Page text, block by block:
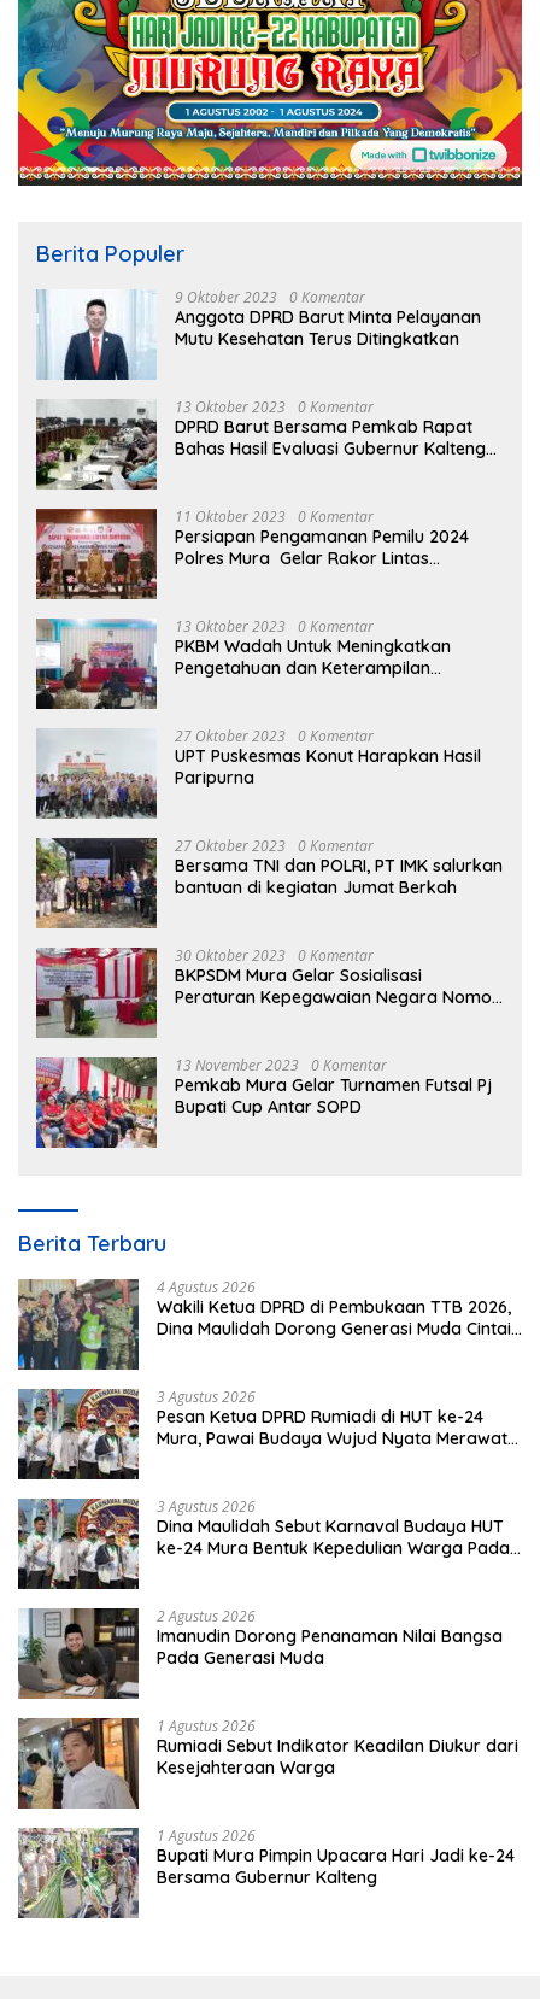
Berita Populer
9 Oktober 2023 0 Komentar
Anggota DPRD Barut Minta Pelayanan
Mutu Kesehatan Terus Ditingkatkan
13 Oktober 2023 0 Komentar
DPRD Barut Bersama Pemkab Rapat
Bahas Hasil Evaluasi Gubernur Kalteng
11 Oktober 2023 0 Komentar
Persiapan Pengamanan Pemilu 2024
Polres Mura Gelar Rakor Lintas
13 Oktober 2023 0 Komentar
PKBM Wadah Untuk Meningkatkan
Pengetahuan dan Keterampilan
27 Oktober 2023 0 Komentar
UPT Puskesmas Konut Harapkan Hasil
Paripurna
27 Oktober 2023 0 Komentar
Bersama TNI dan POLRI, PT IMK salurkan
bantuan di kegiatan Jumat Berkah
30 Oktober 2023 0 Komentar
BKPSDM Mura Gelar Sosialisasi
Peraturan Kepegawaian Negara Nomor
13 November 2023 0 Komentar
Pemkab Mura Gelar Turnamen Futsal Pj
Bupati Cup Antar SOPD
Berita Terbaru
4 Agustus 2026
Wakili Ketua DPRD di Pembukaan TTB 2026,
Dina Maulidah Dorong Generasi Muda Cintai
3 Agustus 2026
Pesan Ketua DPRD Rumiadi di HUT ke-24
Mura, Pawai Budaya Wujud Nyata Merawat
3 Agustus 2026
Dina Maulidah Sebut Karnaval Budaya HUT
ke-24 Mura Bentuk Kepedulian Warga Pada
2 Agustus 2026
Imanudin Dorong Penanaman Nilai Bangsa
Pada Generasi Muda
1 Agustus 2026
Rumiadi Sebut Indikator Keadilan Diukur dari
Kesejahteraan Warga
1 Agustus 2026
Bupati Mura Pimpin Upacara Hari Jadi ke-24
Bersama Gubernur Kalteng